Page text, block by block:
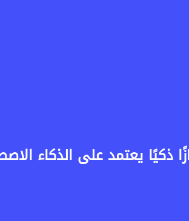
ذكيًا يعتمد على الذكاء